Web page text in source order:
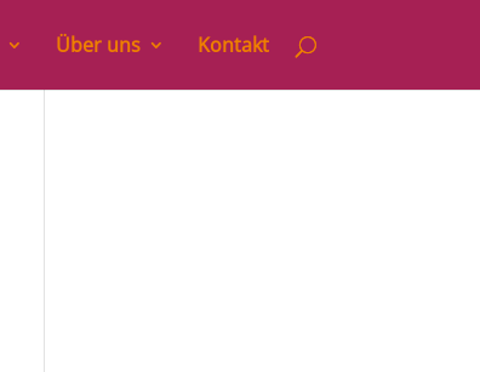
Über uns Kontakt